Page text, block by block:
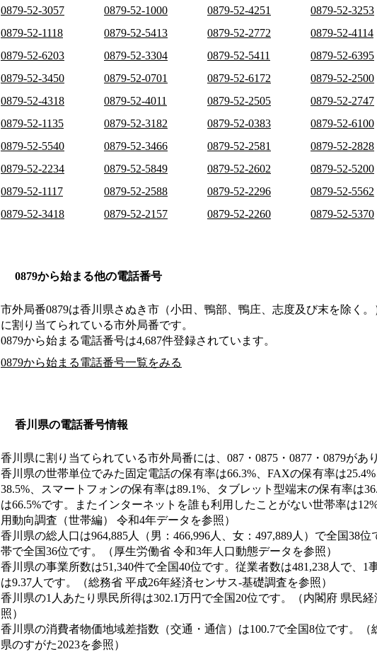
0879-52-3057 0879-52-1000 0879-52-4251 0879-52-3253
0879-52-1118
0879-52-5413 0879-52-2772 0879-52-4114
0879-52-6203
0879-52-3304 0879-52-5411 0879-52-6395
0879-52-3450
0879-52-0701 0879-52-6172 0879-52-2500
0879-52-4318
0879-52-4011 0879-52-2505 0879-52-2747
0879-52-1135
0879-52-3182 0879-52-0383 0879-52-6100
0879-52-5540
0879-52-3466 0879-52-2581 0879-52-2828
0879-52-2234
0879-52-5849 0879-52-2602 0879-52-5200
0879-52-1117
0879-52-2588 0879-52-2296 0879-52-5562
0879-52-3418
0879-52-2157 0879-52-2260 0879-52-5370
0879から始まる他の電話番号
市外局番0879は香川県さぬき市（小田、鴨部、鴨庄、志度及び末を除く
に割り当てられている市外局番です。
0879から始まる電話番号は4,687件登録されています。
0879から始まる電話番号一覧をみる
香川県の電話番号情報
香川県に割り当てられている市外局番には、087・0875・0877・0879があ
香川県の世帯単位でみた固定電話の保有率は66.3%、FAXの保有率は
38.5%、スマートフォンの保有率は89.1%、タブレット型端末の保有率は
は66.5%です。またインターネットを誰も利用したことがない世帯率は
用動向調査（世帯編） 令和4年データを参照）
香川県の総人口は964,885人（男：466,996人、女：497,889人）で全国38位
帯で全国36位です。（厚生労働省 令和3年人口動態データを参照）
香川県の事業所数は51,340件で全国40位です。従業者数は481,238人で、1
は9.37人です。（総務省 平成26年経済センサス‐基礎調査を参照）
香川県の1人あたり県民所得は302.1万円で全国20位です。（内閣府 県民
照）
香川県の消費者物価地域差指数（交通・通信）は100.7で全国8位です。（
県のすがた2023を参照）